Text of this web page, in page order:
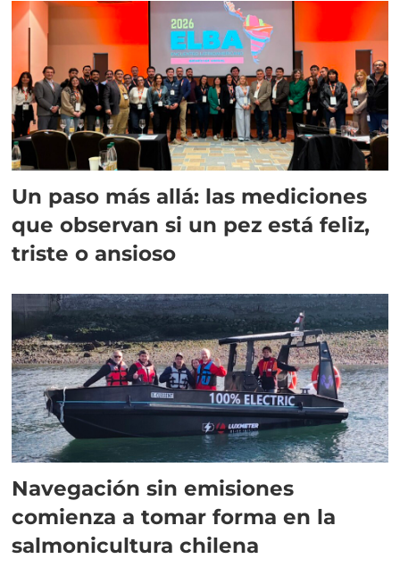
Un paso más allá: las mediciones
que observan si un pez está feliz,
triste o ansioso
Navegación sin emisiones
comienza a tomar forma en la
salmonicultura chilena